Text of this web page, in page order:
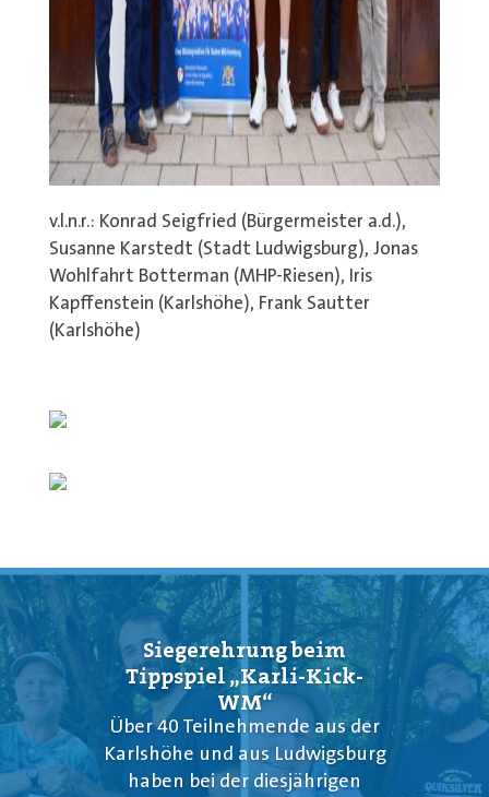
v.l.n.r.: Konrad Seigfried (Bürgermeister a.d.),
Susanne Karstedt (Stadt Ludwigsburg), Jonas
Wohlfahrt Botterman (MHP-Riesen), Iris
Kapffenstein (Karlshöhe), Frank Sautter
(Karlshöhe)
Siegerehrung beim
Tippspiel „Karli-Kick-
WM“
Über 40 Teilnehmende aus der
Karlshöhe und aus Ludwigsburg
haben bei der diesjährigen